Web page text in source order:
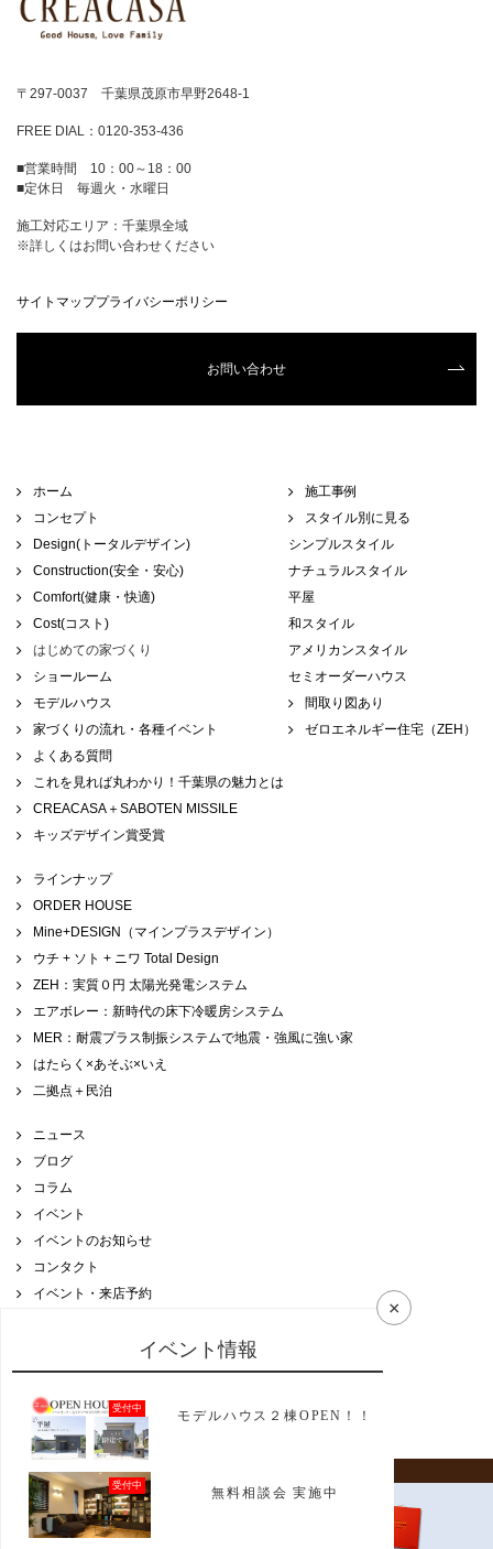
〒297-0037 千葉県茂原市早野2648-1
FREE DIAL：0120-353-436
■営業時間 10：00～18：00
■定休日 毎週火・水曜日
施工対応エリア：千葉県全域
※詳しくはお問い合わせください
サイトマッププライバシーポリシー
お問い合わせ
ホーム
コンセプト
Design(トータルデザイン)
Construction(安全・安心)
Comfort(健康・快適)
Cost(コスト)
はじめての家づくり
ショールーム
モデルハウス
家づくりの流れ・各種イベント
よくある質問
これを見れば丸わかり！千葉県の魅力とは
CREACASA＋SABOTEN MISSILE
キッズデザイン賞受賞
施工事例
スタイル別に見る
シンプルスタイル
ナチュラルスタイル
平屋
和スタイル
アメリカンスタイル
セミオーダーハウス
間取り図あり
ゼロエネルギー住宅（ZEH）
ラインナップ
ORDER HOUSE
Mine+DESIGN（マインプラスデザイン）
ウチ + ソト + ニワ Total Design
ZEH：実質０円 太陽光発電システム
エアボレー：新時代の床下冷暖房システム
MER：耐震プラス制振システムで地震・強風に強い家
はたらく×あそぶ×いえ
二拠点＋民泊
ニュース
ブログ
コラム
イベント
イベントのお知らせ
コンタクト
イベント・来店予約
プライバシーポリシー
© CREACASA 2019. All right reserved.
イベント情報
受付中
モデルハウス２棟OPEN！！
受付中
無料相談会 実施中
×